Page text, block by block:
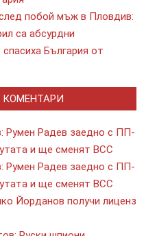
побой мъж в Пловдив:
са абсурдни
България от
Румен Радев заедно с ПП-
и ще сменят ВСС
Румен Радев заедно с ПП-
и ще сменят ВСС
Йорданов получи лиценз